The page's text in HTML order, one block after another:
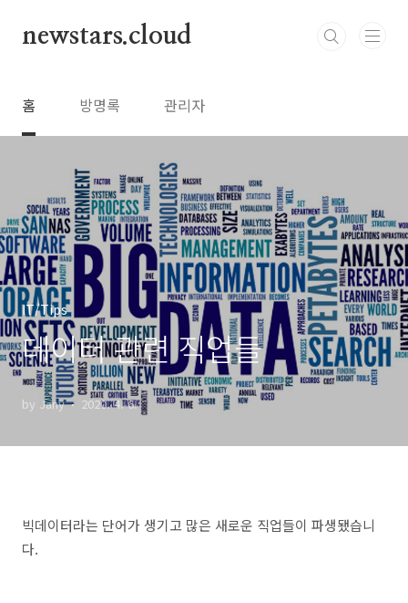
newstars.cloud
홈 방명록 관리자
IT/Tips
데이터 관련 직업들
by Jany 2020. 4. 6.
빅데이터라는 단어가 생기고 많은 새로운 직업들이 파생됐습니
다.